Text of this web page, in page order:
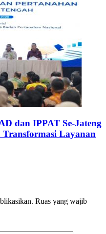
dan IPPAT Se-Jateng
Layanan
Ruas yang wajib